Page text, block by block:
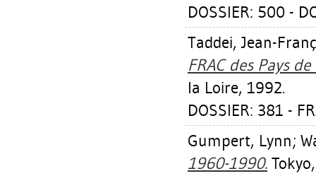
DOSSIER: 500 -
Taddei, Jean-
FRAC des Pays
la Loire, 1992.
DOSSIER: 381 -
Gumpert, Lynn;
1960-1990.